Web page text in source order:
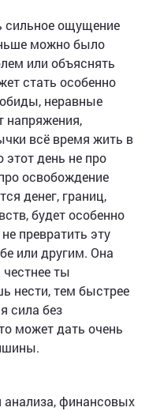
сильное ощущение
можно было
или объяснять
стать особенно
неравные
напряжения,
всё время жить в
этот день не про
освобождение
денег, границ,
будет особенно
превратить эту
или другим. Она
ты
нести, тем быстрее
сила без
может дать очень
анализа, финансовых